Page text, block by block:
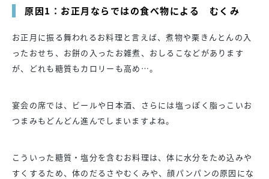
原因1：お正月ならではの食べ物による むくみ
お正月に振る舞われるお料理と言えば、煮物や栗きんとんの入
ったおせち、お餅の入ったお雑煮、おしるこなどがあります
が、どれも糖質もカロリーも高め…。
宴会の席では、ビールや日本酒、さらには塩っぽく脂っこいお
つまみもどんどん進んでしまいますよね。
こういった糖質・塩分を含むお料理は、体に水分をため込みや
すくするため、体のだるさやむくみや、顔パンパンの原因にな